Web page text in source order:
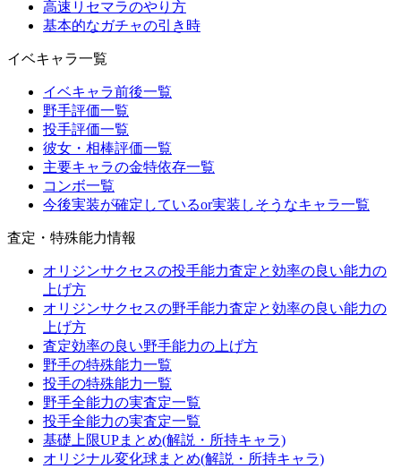
高速リセマラのやり方
基本的なガチャの引き時
イベキャラ一覧
イベキャラ前後一覧
野手評価一覧
投手評価一覧
彼女・相棒評価一覧
主要キャラの金特依存一覧
コンボ一覧
今後実装が確定しているor実装しそうなキャラ一覧
査定・特殊能力情報
オリジンサクセスの投手能力査定と効率の良い能力の
上げ方
オリジンサクセスの野手能力査定と効率の良い能力の
上げ方
査定効率の良い野手能力の上げ方
野手の特殊能力一覧
投手の特殊能力一覧
野手全能力の実査定一覧
投手全能力の実査定一覧
基礎上限UPまとめ(解説・所持キャラ)
オリジナル変化球まとめ(解説・所持キャラ)